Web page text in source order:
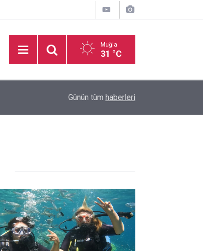
Muğla
31 °C
Marmaris İlçe Sahası yenileniyor
Günün tüm haberleri